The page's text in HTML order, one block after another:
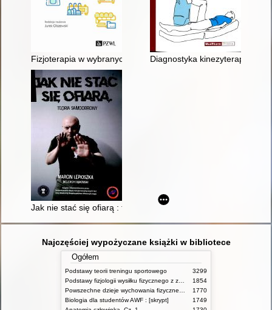
Fizjoterapia w wybranych specjalizacjach medycznych
Diagnostyka
Jak nie stać się ofiarą : teoria samoobrony
Najczęściej wypożyczane książki w bibliotece
Ogółem
Podstawy teorii treningu sportowego
3299
Podstawy fizjologii wysiłku fizycznego z zarysem fizjologii człowieka
1854
Powszechne dzieje wychowania fizycznego i sportu
1770
Biologia dla studentów AWF : [skrypt]
1749